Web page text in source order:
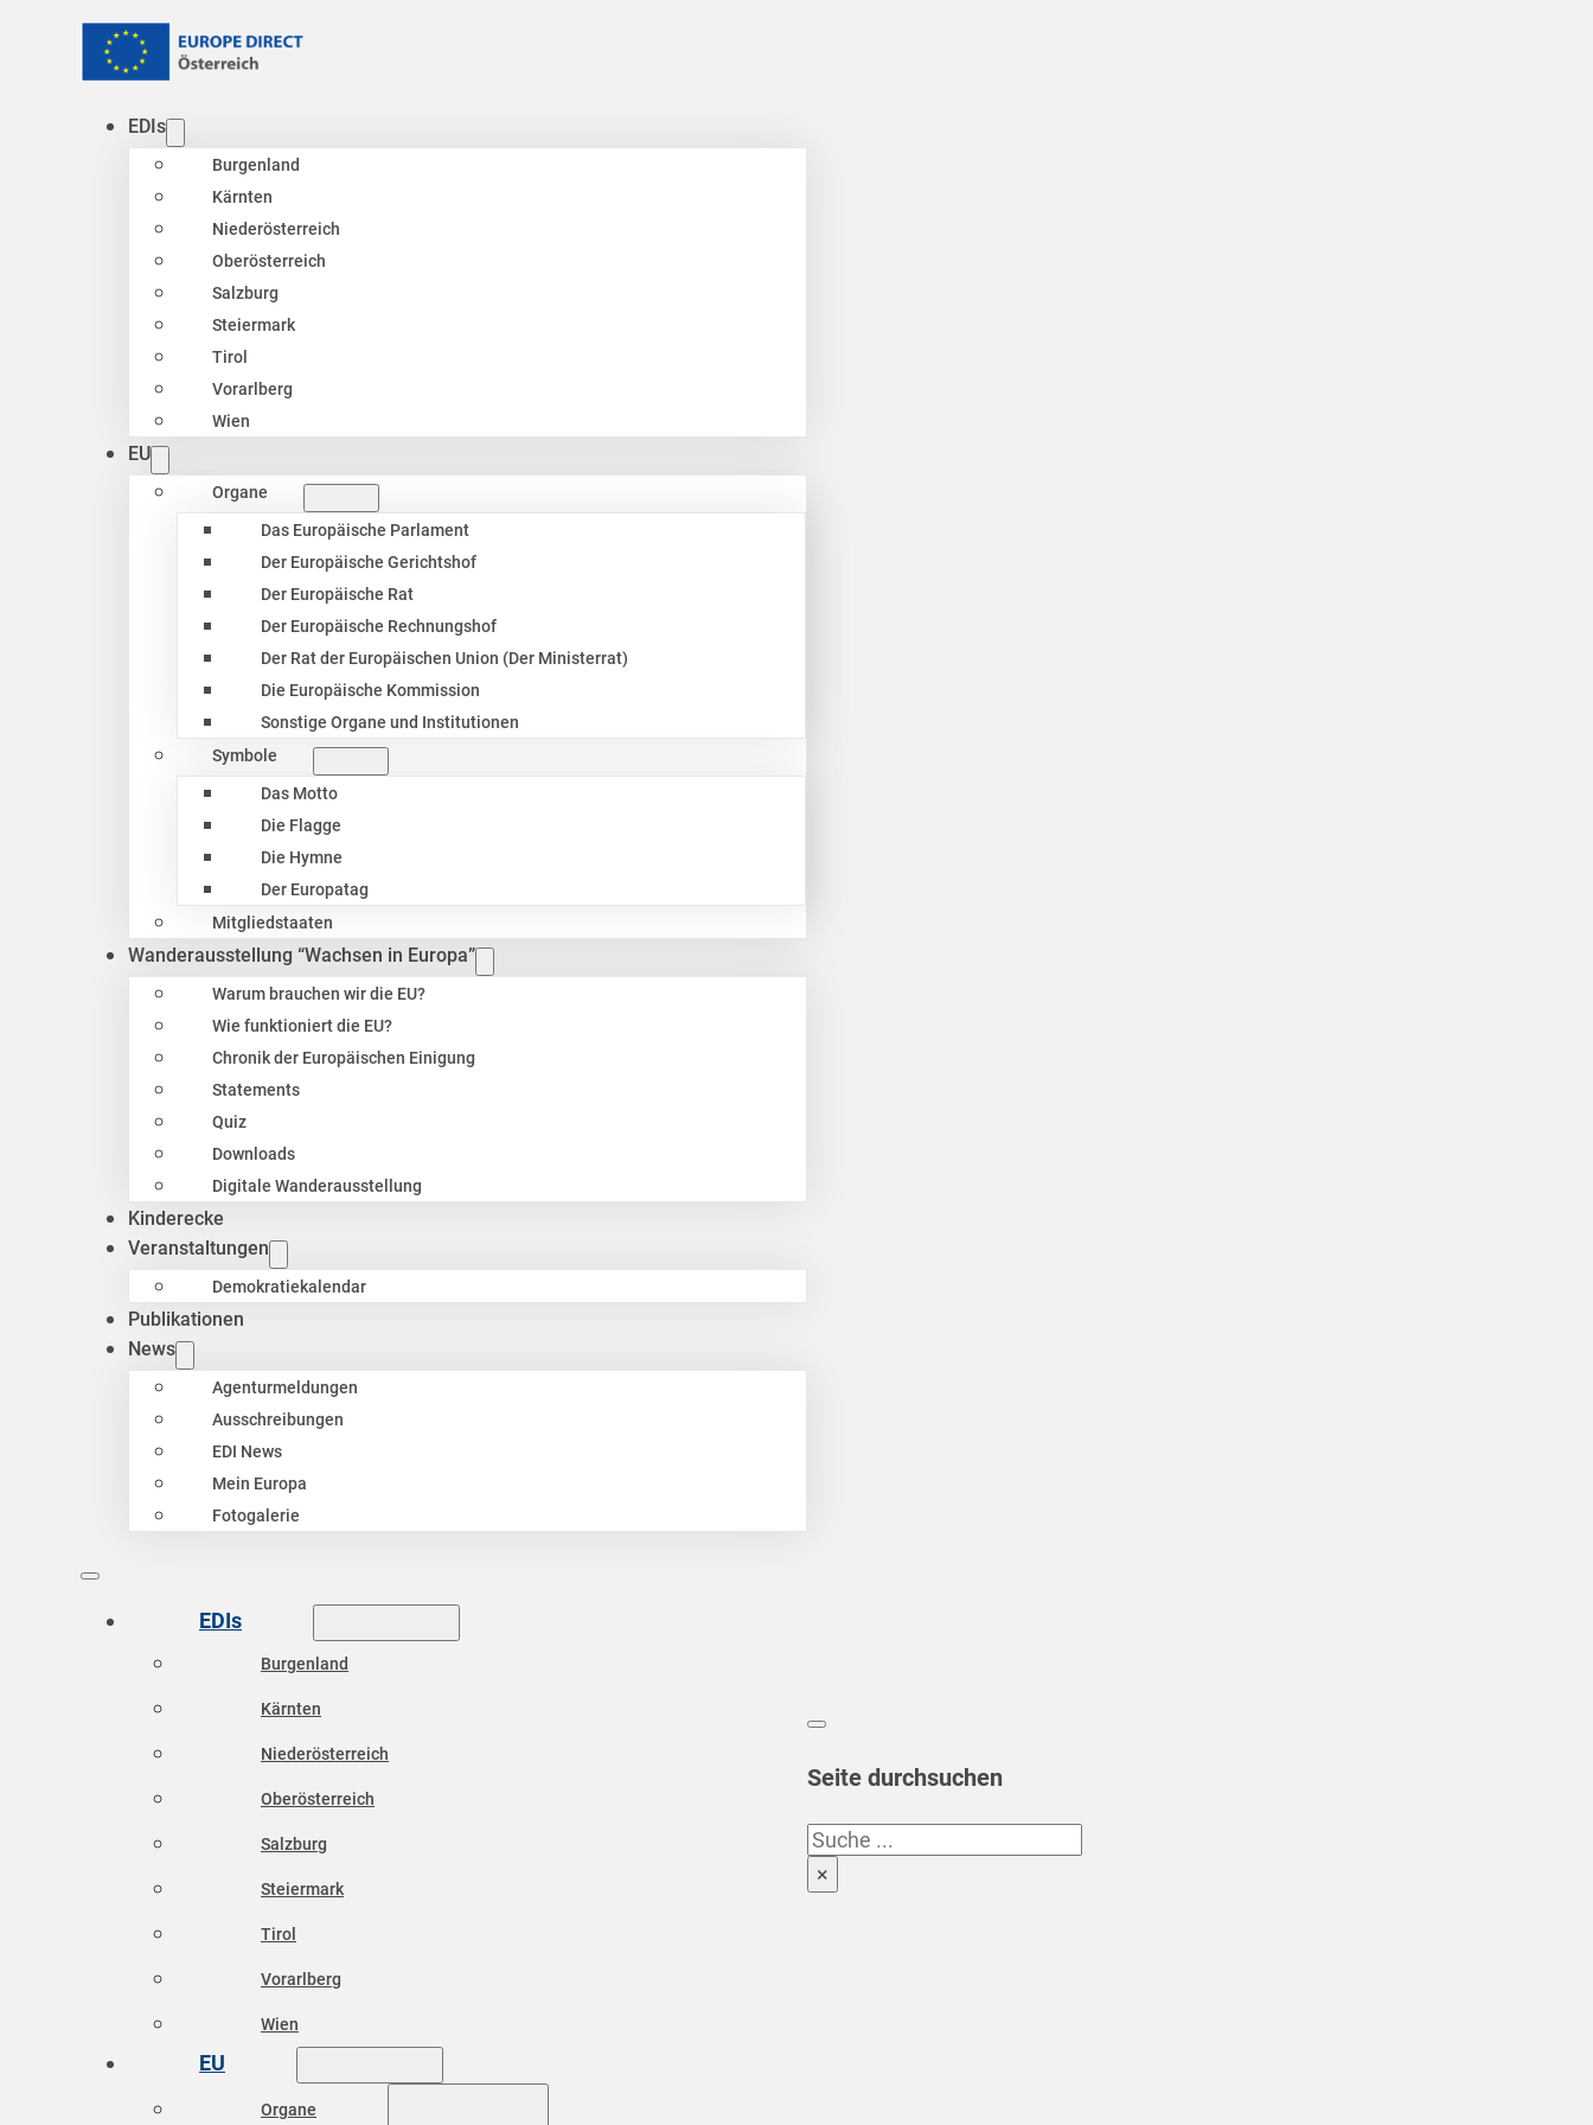
EDIs
Burgenland
Kärnten
Niederösterreich
Oberösterreich
Salzburg
Steiermark
Tirol
Vorarlberg
Wien
EU
Organe
Das Europäische Parlament
Der Europäische Gerichtshof
Der Europäische Rat
Der Europäische Rechnungshof
Der Rat der Europäischen Union (Der Ministerrat)
Die Europäische Kommission
Sonstige Organe und Institutionen
Symbole
Das Motto
Die Flagge
Die Hymne
Der Europatag
Mitgliedstaaten
Wanderausstellung “Wachsen in Europa”
Warum brauchen wir die EU?
Wie funktioniert die EU?
Chronik der Europäischen Einigung
Statements
Quiz
Downloads
Digitale Wanderausstellung
Kinderecke
Veranstaltungen
Demokratiekalendar
Publikationen
News
Agenturmeldungen
Ausschreibungen
EDI News
Mein Europa
Fotogalerie
EDIs
Burgenland
Kärnten
Niederösterreich
Oberösterreich
Salzburg
Steiermark
Tirol
Vorarlberg
Wien
EU
Organe
Seite durchsuchen
Suchen
×